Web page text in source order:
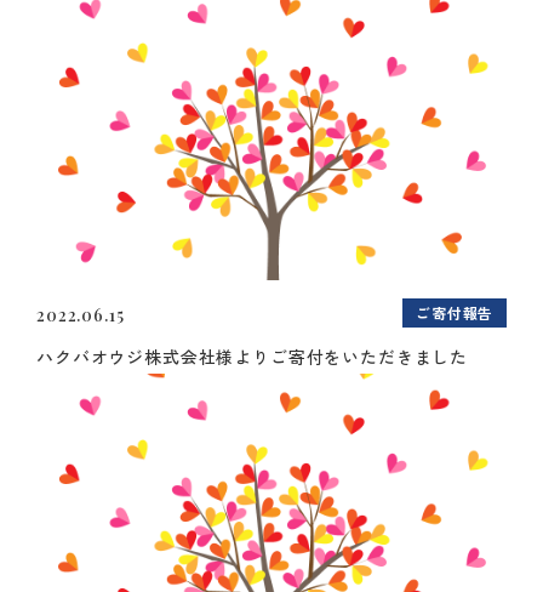
2022.06.15 ご寄付報告
ハクバオウジ株式会社様よりご寄付をいただきました